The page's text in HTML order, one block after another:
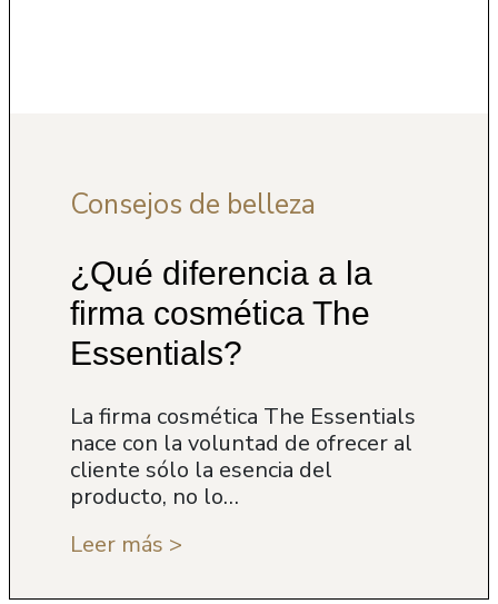
Consejos de belleza
¿Qué diferencia a la
firma cosmética The
Essentials?
La firma cosmética The Essentials
nace con la voluntad de ofrecer al
cliente sólo la esencia del
producto, no lo…
Leer más >